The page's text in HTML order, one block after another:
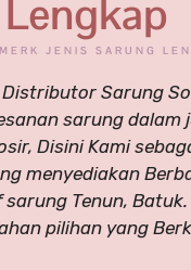
Lengkap
JENIS SARUNG
Sarung
sarung dalam
Disini Kami
menyediakan
Tenun,
pilihan yang